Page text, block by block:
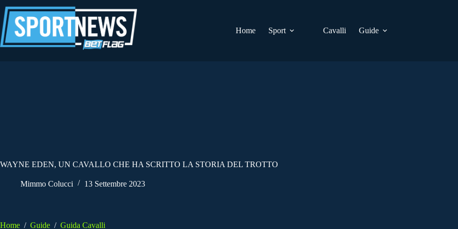
al
contenuto
Home
Sport Cavalli Guide
WAYNE EDEN, UN CAVALLO CHE HA SCRITTO LA STORIA DEL TROTTO
Mimmo Colucci 13 Settembre 2023
Home / Guide / Guida Cavalli